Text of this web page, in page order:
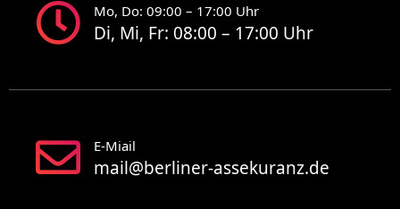
Mo, Do: 09:00 – 17:00 Uhr
Di, Mi, Fr: 08:00 – 17:00 Uhr
E-Miail
mail@berliner-assekuranz.de